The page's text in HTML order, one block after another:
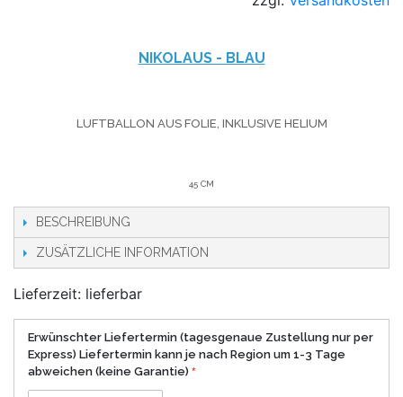
NIKOLAUS - BLAU
LUFTBALLON AUS FOLIE, INKLUSIVE HELIUM
45 CM
BESCHREIBUNG
ZUSÄTZLICHE INFORMATION
Lieferzeit: lieferbar
Erwünschter Liefertermin (tagesgenaue Zustellung nur per
Express) Liefertermin kann je nach Region um 1-3 Tage
abweichen (keine Garantie)